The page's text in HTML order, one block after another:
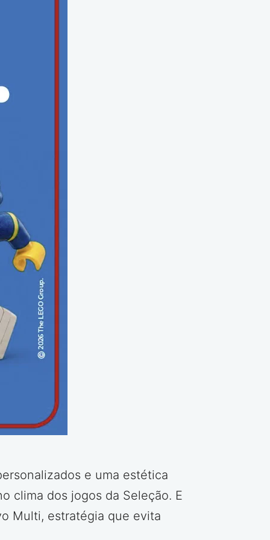
e uma estética
clima dos jogos da Seleção. E
Multi, estratégia que evita